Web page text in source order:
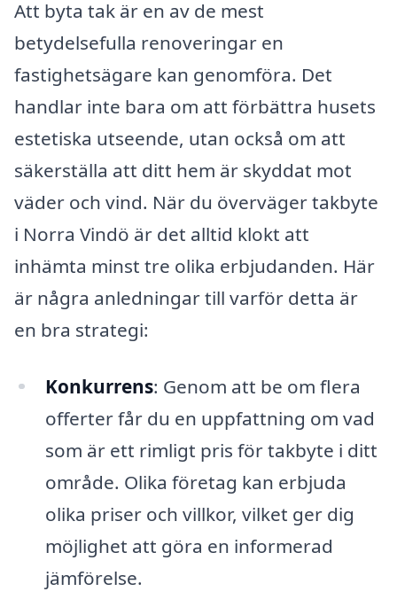
Att byta tak är en av de mest
betydelsefulla renoveringar en
fastighetsägare kan genomföra. Det
handlar inte bara om att förbättra husets
estetiska utseende, utan också om att
säkerställa att ditt hem är skyddat mot
väder och vind. När du överväger takbyte
i Norra Vindö är det alltid klokt att
inhämta minst tre olika erbjudanden. Här
är några anledningar till varför detta är
en bra strategi:
Konkurrens: Genom att be om flera
offerter får du en uppfattning om vad
som är ett rimligt pris för takbyte i ditt
område. Olika företag kan erbjuda
olika priser och villkor, vilket ger dig
möjlighet att göra en informerad
jämförelse.